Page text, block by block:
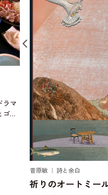
松浦弥太郎 ｜ 今日もていね
「おかわりする豚
もうひとつ。これさえ
ある。ひじき煮は、作
においては、切り干し
ぼうが常備菜になって
頃、当時は自分で作